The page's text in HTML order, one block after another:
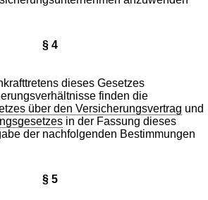
§ 4
dieses Gesetzes
finden die
über den Versicherungsvertrag und
in der Fassung dieses
der nachfolgenden Bestimmungen
§ 5